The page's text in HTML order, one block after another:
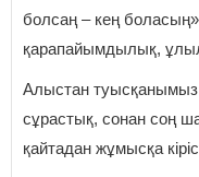
болсаң – кең
қарапайымдылық,
Алыстан туысқанымыз
сұрастық, сонан соң
қайтадан жұмысқа